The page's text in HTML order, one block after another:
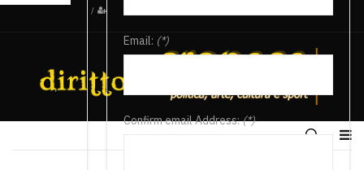
/
Email: (*)
Confirm email Address:(*)